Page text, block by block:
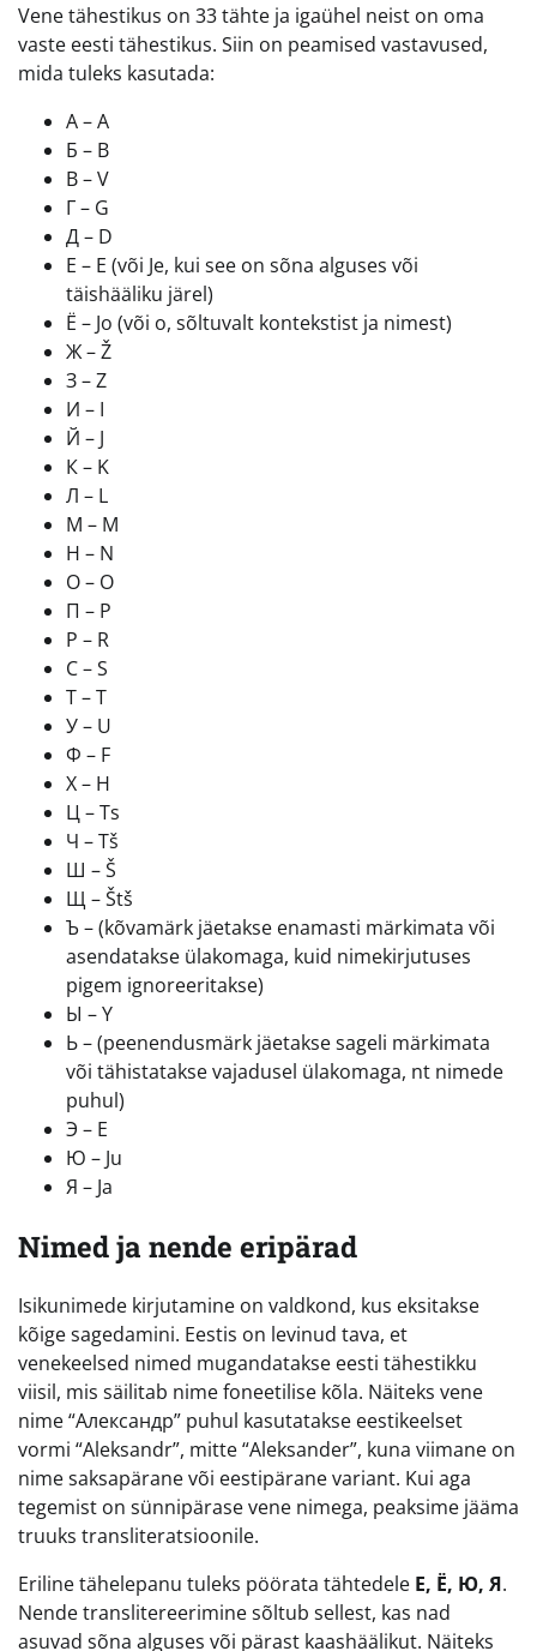
Vene tähestikus on 33 tähte ja igaühel neist on oma
vaste eesti tähestikus. Siin on peamised vastavused,
mida tuleks kasutada:
А – A
Б – B
В – V
Г – G
Д – D
Е – E (või Je, kui see on sõna alguses või
täishääliku järel)
Ё – Jo (või o, sõltuvalt kontekstist ja nimest)
Ж – Ž
З – Z
И – I
Й – J
К – K
Л – L
М – M
Н – N
О – O
П – P
Р – R
С – S
Т – T
У – U
Ф – F
Х – H
Ц – Ts
Ч – Tš
Ш – Š
Щ – Štš
Ъ – (kõvamärk jäetakse enamasti märkimata või
asendatakse ülakomaga, kuid nimekirjutuses
pigem ignoreeritakse)
Ы – Y
Ь – (peenendusmärk jäetakse sageli märkimata
või tähistatakse vajadusel ülakomaga, nt nimede
puhul)
Э – E
Ю – Ju
Я – Ja
Nimed ja nende eripärad
Isikunimede kirjutamine on valdkond, kus eksitakse
kõige sagedamini. Eestis on levinud tava, et
venekeelsed nimed mugandatakse eesti tähestikku
viisil, mis säilitab nime foneetilise kõla. Näiteks vene
nime “Александр” puhul kasutatakse eestikeelset
vormi “Aleksandr”, mitte “Aleksander”, kuna viimane on
nime saksapärane või eestipärane variant. Kui aga
tegemist on sünnipärase vene nimega, peaksime jääma
truuks transliteratsioonile.
Eriline tähelepanu tuleks pöörata tähtedele Е, Ё, Ю, Я.
Nende translitereerimine sõltub sellest, kas nad
asuvad sõna alguses või pärast kaashäälikut. Näiteks